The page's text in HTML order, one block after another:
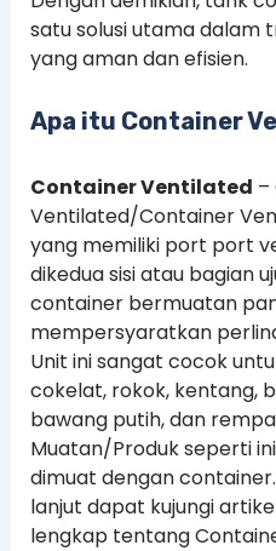
satu solusi utama dalam
yang aman dan efisien.
Apa itu Container
Container Ventilated –
Ventilated/Container
yang memiliki port port
dikedua sisi atau bagian
container bermuatan
mempersyaratkan
Unit ini sangat cocok
cokelat, rokok, kentang,
bawang putih, dan
Muatan/Produk seperti
dimuat dengan
lanjut dapat kujungi
lengkap tentang